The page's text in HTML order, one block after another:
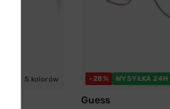
5 kolorów -28% WYSYŁKA 24H
Guess